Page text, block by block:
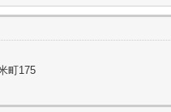
町175